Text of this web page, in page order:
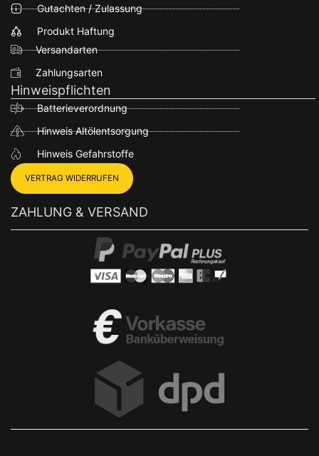
Gutachten / Zulassung
Produkt Haftung
Versandarten
Zahlungsarten
Hinweispflichten
Batterieverordnung
Hinweis Altölentsorgung
Hinweis Gefahrstoffe
VERTRAG WIDERRUFEN
ZAHLUNG & VERSAND